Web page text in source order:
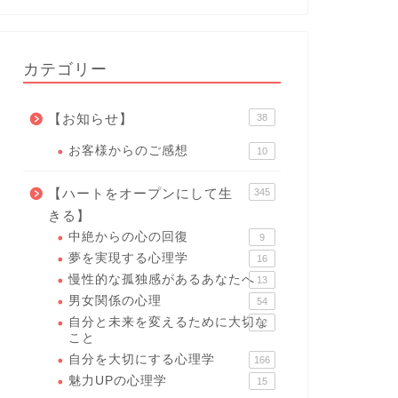
カテゴリー
【お知らせ】 38
お客様からのご感想 10
【ハートをオープンにして生
きる】
345
中絶からの心の回復 9
夢を実現する心理学 16
慢性的な孤独感があるあなたへ 13
男女関係の心理 54
自分と未来を変えるために大切な
こと
92
自分を大切にする心理学 166
魅力UPの心理学 15